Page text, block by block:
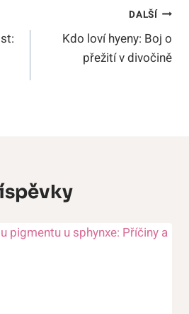
DALŠÍ
Kdo loví hyeny: Boj o
přežití v divočině